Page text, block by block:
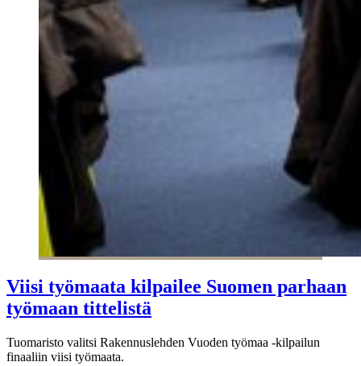
Viisi työmaata kilpailee Suomen parhaan
työmaan tittelistä
Tuomaristo valitsi Rakennuslehden Vuoden työmaa -kilpailun
finaaliin viisi työmaata.